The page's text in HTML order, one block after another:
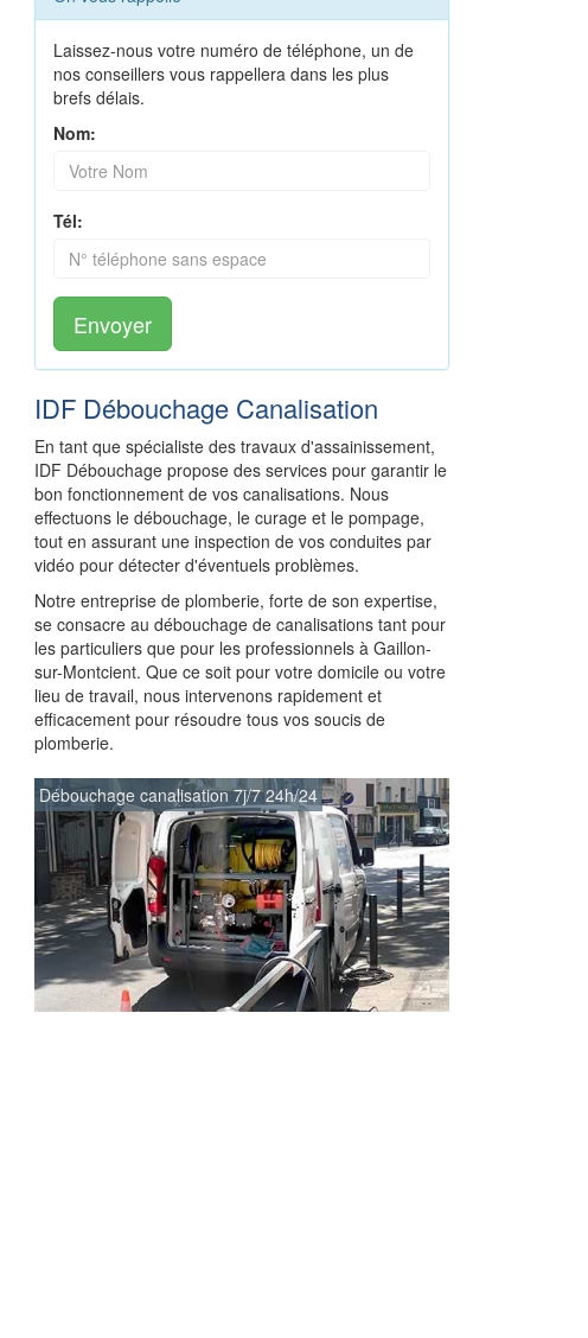
Laissez-nous votre numéro de téléphone, un de
nos conseillers vous rappellera dans les plus
brefs délais.
Nom:
Tél:
Envoyer
IDF Débouchage Canalisation
En tant que spécialiste des travaux d'assainissement,
IDF Débouchage propose des services pour garantir le
bon fonctionnement de vos canalisations. Nous
effectuons le débouchage, le curage et le pompage,
tout en assurant une inspection de vos conduites par
vidéo pour détecter d'éventuels problèmes.
Notre entreprise de plomberie, forte de son expertise,
se consacre au débouchage de canalisations tant pour
les particuliers que pour les professionnels à Gaillon-
sur-Montcient. Que ce soit pour votre domicile ou votre
lieu de travail, nous intervenons rapidement et
efficacement pour résoudre tous vos soucis de
plomberie.
Débouchage canalisation 7j/7 24h/24